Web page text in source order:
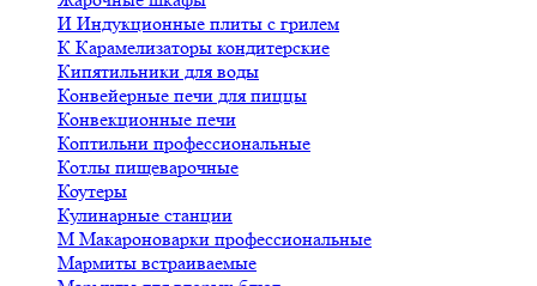
И Индукционные плиты с грилем
К Карамелизаторы кондитерские
Кипятильники для воды
Конвейерные печи для пиццы
Конвекционные печи
Коптильни профессиональные
Котлы пищеварочные
Коутеры
Кулинарные станции
М Макароноварки профессиональные
Мармиты встраиваемые